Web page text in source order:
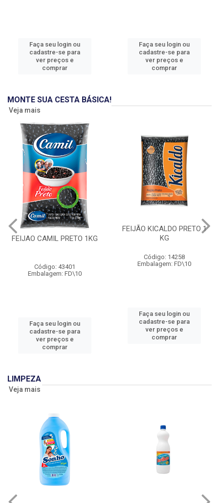
Faça seu login ou
cadastre-se para
ver preços e
comprar
Faça seu login ou
cadastre-se para
ver preços e
comprar
MONTE SUA CESTA BÁSICA!
Veja mais
FEIJAO CAMIL PRETO 1KG
Código: 43401
Embalagem: FD\10
Faça seu login ou
cadastre-se para
ver preços e
comprar
FEIJÃO KICALDO PRETO 1
KG
Código: 14258
Embalagem: FD\10
Faça seu login ou
cadastre-se para
ver preços e
comprar
LIMPEZA
Veja mais